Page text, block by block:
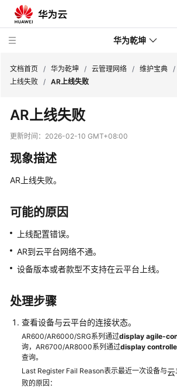
华为乾坤
全
云
务
云
理
络
型
置
例
产
品
介
文档首页 / 华为乾坤 / 云管理网络 / 维护宝典 /
上线失败 / AR上线失败
AR上线失败
更新时间： 2026-02-10 GMT+08:00
现象描述
AR上线失败。
可能的原因
上线配置错误。
AR到云平台网络不通。
设备版本或者款型不支持在云平台 上线。
处理步骤
查看设备与云平台的连接状态。
AR600/AR6000/SRG系列通过display agile-
询，AR6700/AR8000系列通过display
查询。
Last Register Fail Reason表示最近一次设备与云
败的原因：